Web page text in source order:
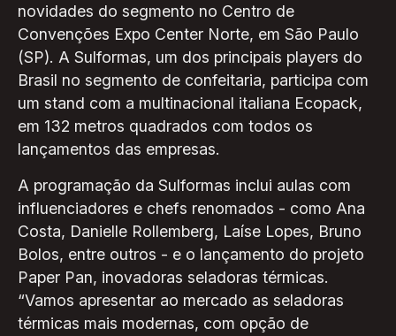
novidades do segmento no Centro de
Convenções Expo Center Norte, em São Paulo
(SP). A Sulformas, um dos principais players do
Brasil no segmento de confeitaria, participa com
um stand com a multinacional italiana Ecopack,
em 132 metros quadrados com todos os
lançamentos das empresas.
A programação da Sulformas inclui aulas com
influenciadores e chefs renomados - como Ana
Costa, Danielle Rollemberg, Laíse Lopes, Bruno
Bolos, entre outros - e o lançamento do projeto
Paper Pan, inovadoras seladoras térmicas.
“Vamos apresentar ao mercado as seladoras
térmicas mais modernas, com opção de